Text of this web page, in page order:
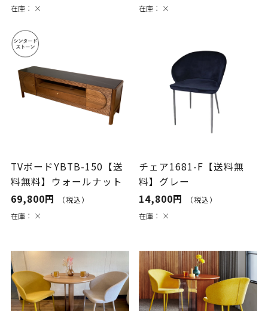
在庫： ×
在庫： ×
TVボードYBTB-150【送
料無料】ウォールナット
69,800円
（税込）
在庫： ×
チェア1681-F【送料無
料】グレー
14,800円
（税込）
在庫： ×